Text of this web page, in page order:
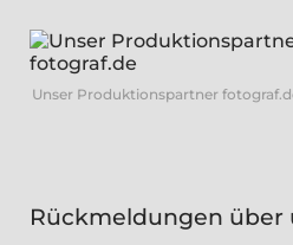
Unser Produktionspartner
Rückmeldungen über